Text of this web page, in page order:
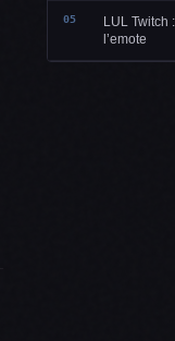
05
LUL Twitch
l’emote